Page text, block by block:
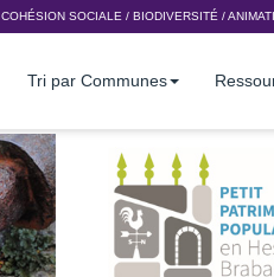
COHÉSION SOCIALE / BIODIVERSITÉ /
Tri par Communes